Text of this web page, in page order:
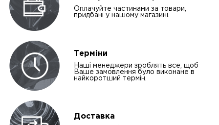
Оплачуйте частинами за товари,
придбані у нашому магазині.
Терміни
Наші менеджери зроблять все, щоб
Ваше замовлення було виконане в
найкоротший термін.
Доставка